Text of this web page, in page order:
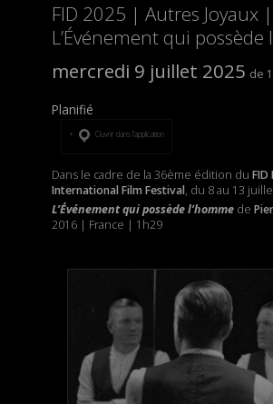
FID 2025 | Autres Joyaux |
L’Événement qui possède
mercredi 9 juillet 2025
Planifié
Ouvrir dans l’application
Dans le cadre de la 36ème édition du FID
International Film Festival, du 8 au 13
L’Événement qui possède l’hommede
2016 | France | 1h29